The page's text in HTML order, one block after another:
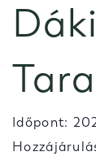
Időpont: